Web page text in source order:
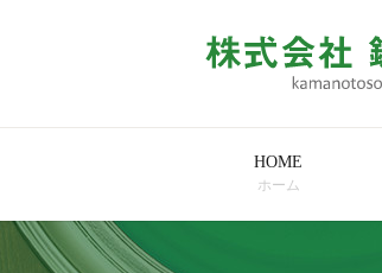
HOME
ホーム